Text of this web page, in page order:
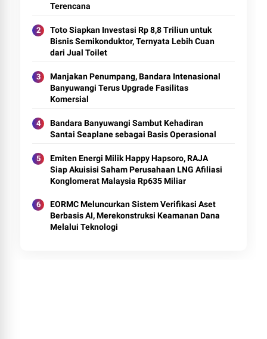
Terencana
Toto Siapkan Investasi Rp 8,8 Triliun untuk
Bisnis Semikonduktor, Ternyata Lebih Cuan
dari Jual Toilet
Manjakan Penumpang, Bandara Intenasional
Banyuwangi Terus Upgrade Fasilitas
Komersial
Bandara Banyuwangi Sambut Kehadiran
Santai Seaplane sebagai Basis Operasional
Emiten Energi Milik Happy Hapsoro, RAJA
Siap Akuisisi Saham Perusahaan LNG Afiliasi
Konglomerat Malaysia Rp635 Miliar
EORMC Meluncurkan Sistem Verifikasi Aset
Berbasis AI, Merekonstruksi Keamanan Dana
Melalui Teknologi